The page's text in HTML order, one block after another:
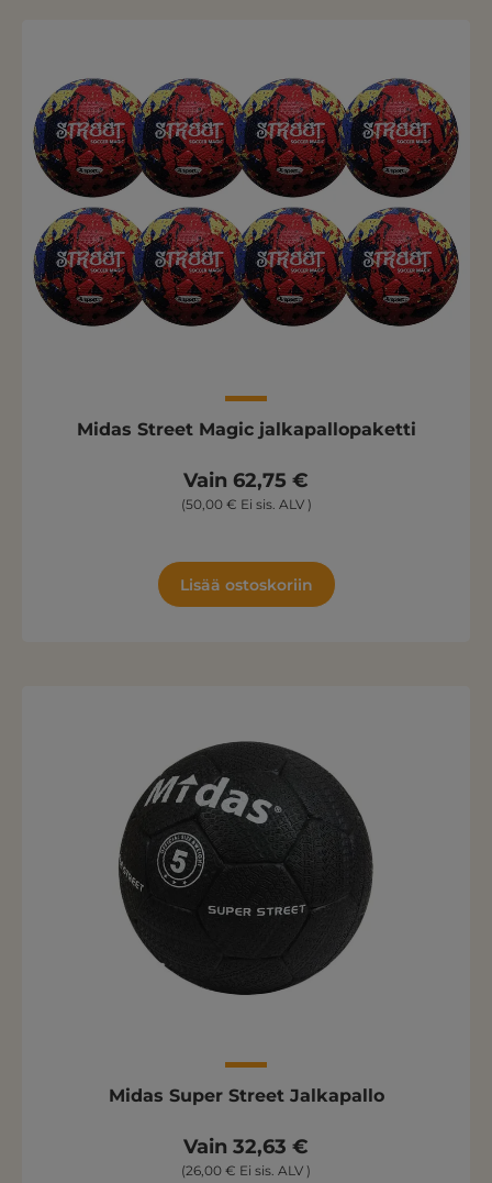
Midas Street Magic jalkapallopaketti
Vain 62,75 €
(50,00 € Ei sis. ALV )
Lisää ostoskoriin
Midas Super Street Jalkapallo
Vain 32,63 €
(26,00 € Ei sis. ALV )